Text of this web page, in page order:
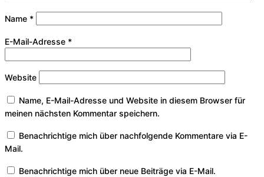
Name *
E-Mail-Adresse *
Website
Name, E-Mail-Adresse und Website in diesem Browser für
meinen nächsten Kommentar speichern.
Benachrichtige mich über nachfolgende Kommentare via E-
Mail.
Benachrichtige mich über neue Beiträge via E-Mail.